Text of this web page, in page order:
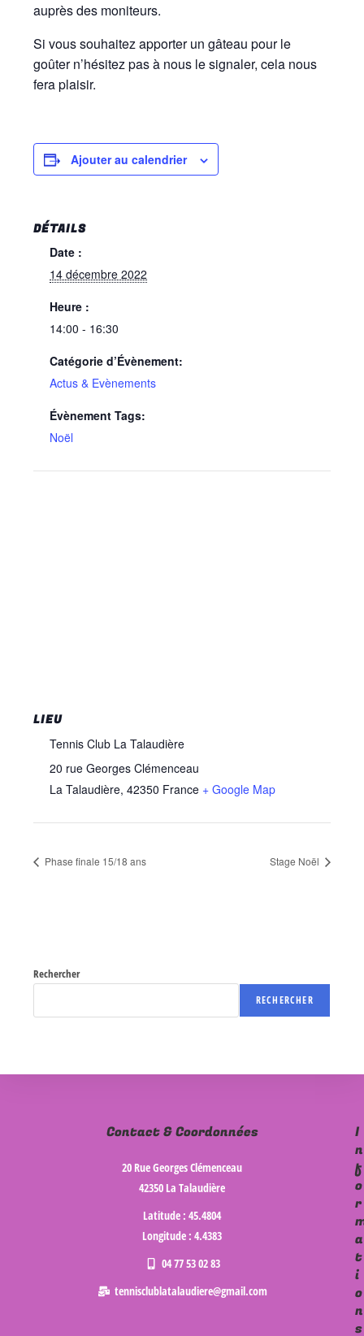
auprès des moniteurs.
Si vous souhaitez apporter un gâteau pour le
goûter n’hésitez pas à nous le signaler, cela nous
fera plaisir.
Ajouter au calendrier
DÉTAILS
Date :
14 décembre 2022
Heure :
14:00 - 16:30
Catégorie d’Évènement:
Actus & Evènements
Évènement Tags:
Noël
LIEU
Tennis Club La Talaudière
20 rue Georges Clémenceau
La Talaudière, 42350 France + Google Map
Phase finale 15/18 ans Stage Noël
Rechercher
RECHERCHER
20 Rue Georges Clémenceau
42350 La Talaudière
Latitude : 45.4804
Longitude : 4.4383
04 77 53 02 83
tennisclublatalaudiere@gmail.com
Contact & Coordonnées
I
n
f
o
r
a
t
i
o
n
s